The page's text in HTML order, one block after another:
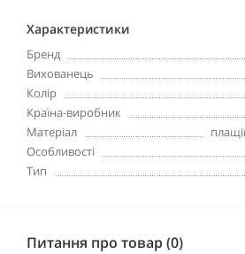
Характеристики
Бренд
Вихованець
Колір
Країна-виробник
Матеріал
Особливості
Тип
Питання про товар (0)